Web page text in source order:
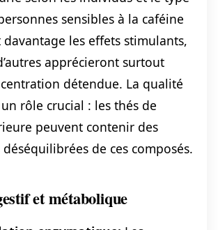
sensibles à la caféine
les effets stimulants,
apprécieront surtout
détendue. La qualité
rôle crucial : les thés de
peuvent contenir des
de ces composés.
et métabolique